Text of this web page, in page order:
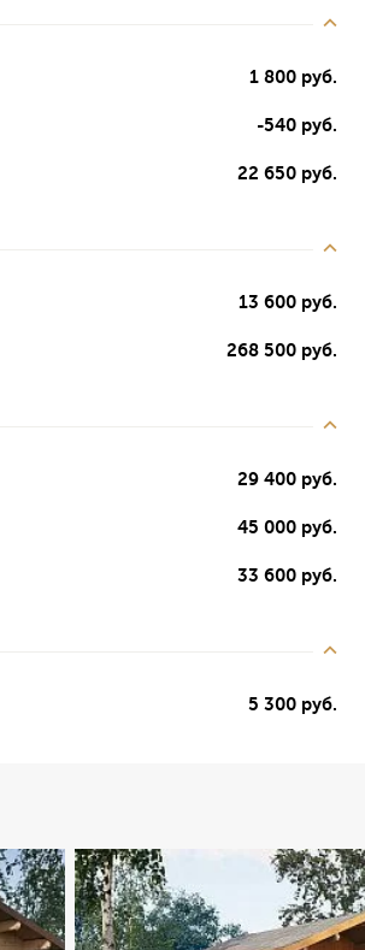
1 800 руб.
-540 руб.
22 650 руб.
13 600 руб.
268 500 руб.
29 400 руб.
45 000 руб.
33 600 руб.
5 300 руб.